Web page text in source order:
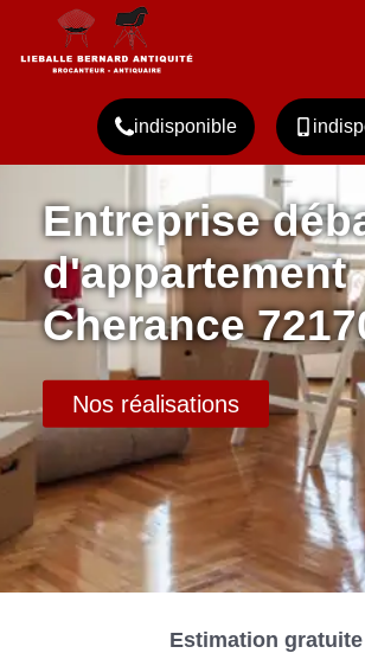
indisponible
Entreprise
d'appartement
Cherance
Nos réalisations
Estimation gratuite